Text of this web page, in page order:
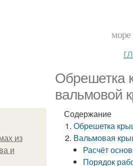
море
Обрешетка
вальмовой
из
и
Содержание
Обрешетка
Вальмовая
Расчёт
Порядок